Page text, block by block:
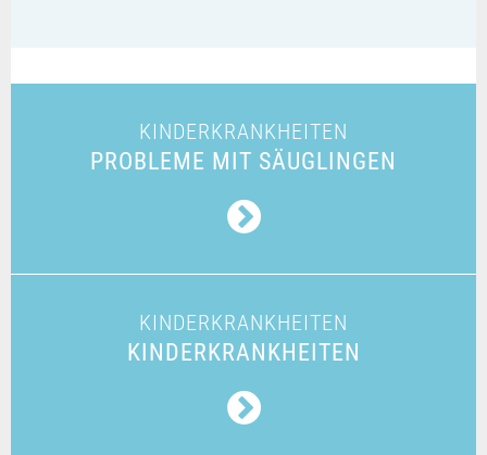
KINDERKRANKHEITEN
PROBLEME MIT SÄUGLINGEN
KINDERKRANKHEITEN
KINDERKRANKHEITEN